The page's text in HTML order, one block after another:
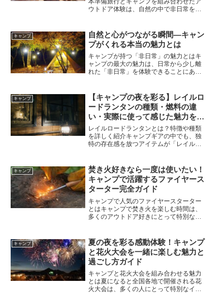
ウトドア体験は、自然の中で非日常を味
が非常に重要になります。準備不足はト
ラブルの原因となり、せっ...
キャンプ
自然と心がつながる瞬間―キャン
プがくれる本当の魅力とは
キャンプが持つ「非日常」の魅力とはキ
ャンプの最大の魅力は、日常から少し離
れた「非日常」を体験できることにあり
境で過ごすことが多いですが、キャンプ
ではそれらから距離を置き...
キャンプ
【キャンプの夜を彩る】レイルロ
ードランタンの種類・燃料の違
い・実際に使って感じた魅力を徹
底紹介
レイルロードランタンとは？特徴や種類
を詳しく紹介キャンプギアの中でも、独
特の存在感を放つアイテムが「レイルロ
それでもなおレイルロードランタンを選
ぶキャンパーが多い理由...
キャンプ
焚き火好きなら一度は使いたい！
キャンプで活躍するファイヤース
ターター完全ガイド
キャンプで人気のファイヤースターター
とはキャンプで焚き火を楽しむ時間は、
多くのアウトドア好きにとって特別なも
ます。そんな焚き火をさらに楽しくして
くれる道具として人気を集め...
キャンプ
夏の夜を彩る感動体験！キャンプ
と花火大会を一緒に楽しむ魅力と
過ごし方ガイド
キャンプと花火大会を組み合わせる魅力
とは夏になると全国各地で開催される花
火大会は、多くの人にとって特別なイベ